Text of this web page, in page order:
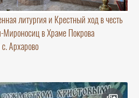
литургия и Крестный ход в честь
в Храме Покрова
Архарово